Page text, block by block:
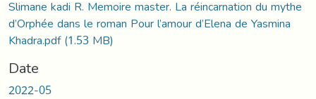
Slimane kadi R. Memoire master. La réincarnation du mythe
d’Orphée dans le roman Pour l’amour d’Elena de Yasmina
Khadra.pdf(1.53 MB)
Date
2022-05